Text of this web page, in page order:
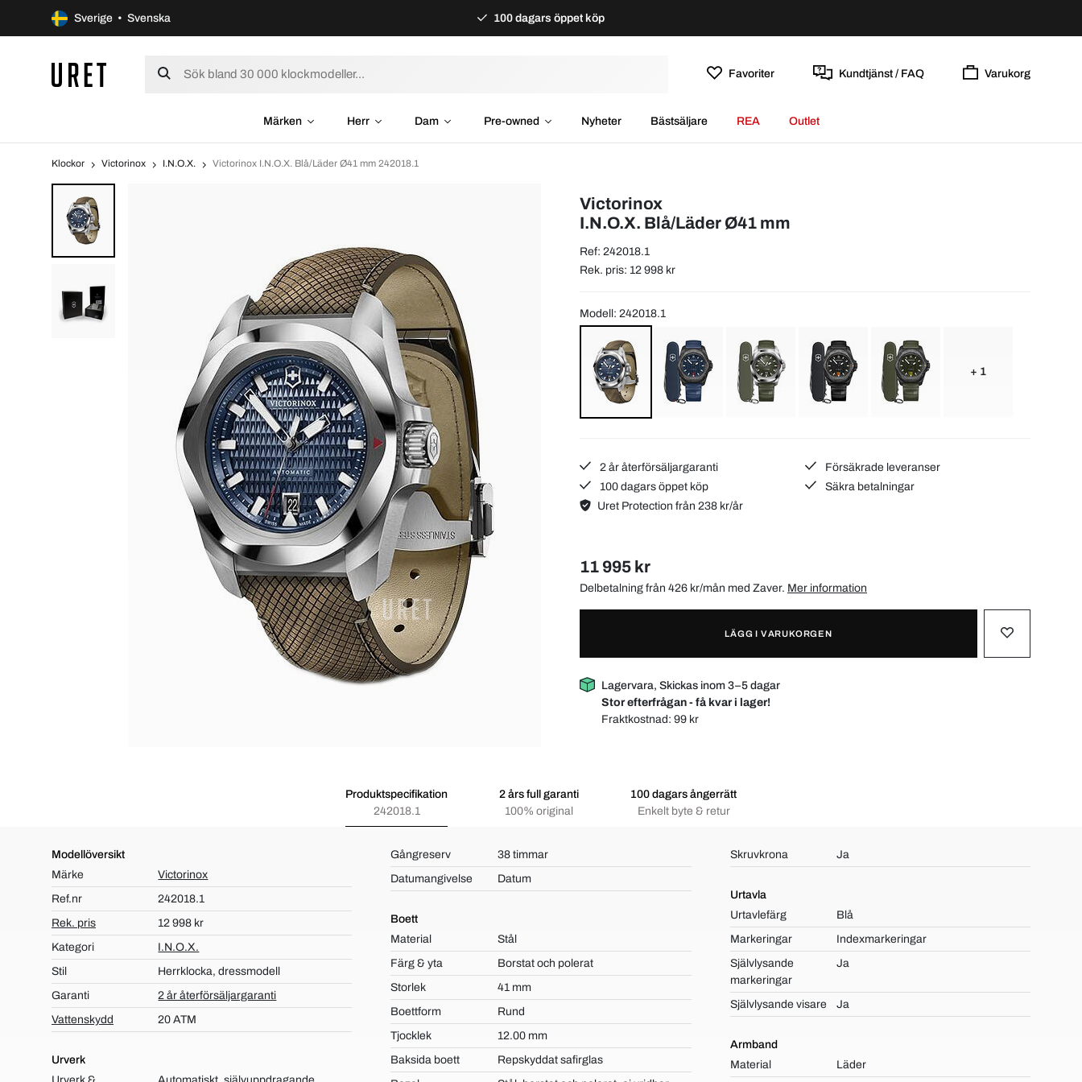
Sverige • Svenska 100 dagars öppet köp
Favoriter Kundtjänst / FAQ Varukorg
Märken Herr Dam Pre-owned Nyheter Bästsäljare REA Outlet
Klockor Victorinox I.N.O.X. Victorinox I.N.O.X. Blå/Läder Ø41 mm 242018.1
Victorinox
I.N.O.X. Blå/Läder Ø41 mm
Ref: 242018.1
Rek. pris: 12 998 kr
Modell: 242018.1
+ 1
2 år återförsäljargaranti
Försäkrade leveranser
100 dagars öppet köp
Säkra betalningar
Uret Protection från 238 kr/år
11 995 kr
Delbetalning från 426 kr/mån med Zaver. Mer information
LÄGG I VARUKORGEN
Lagervara, Skickas inom 3–5 dagar
Stor efterfrågan - få kvar i lager!
Fraktkostnad:99 kr
Produktspecifikation
242018.1
2 års full garanti
100% original
100 dagars ångerrätt
Enkelt byte & retur
Modellöversikt
Märke
Victorinox
Ref.nr
242018.1
Rek. pris
12 998 kr
Kategori
I.N.O.X.
Stil
Herrklocka, dressmodell
Garanti
2 år återförsäljargaranti
Vattenskydd
20 ATM
Urverk
Gångreserv
38 timmar
Datumangivelse
Datum
Boett
Material
Stål
Färg & yta
Borstat och polerat
Storlek
41 mm
Boettform
Rund
Tjocklek
12.00 mm
Baksida boett
Repskyddat safirglas
Skruvkrona Ja
Urtavla
Urtavlefärg
Blå
Markeringar
Indexmarkeringar
Självlysande
markeringar
Ja
Självlysande visare Ja
Armband
Material
Läder